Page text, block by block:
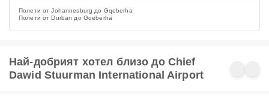
Полети от Johannesburg до Gqeberha
Полети от Durban до Gqeberha
Най-добрият хотел близо до Chief
Dawid Stuurman International Airport